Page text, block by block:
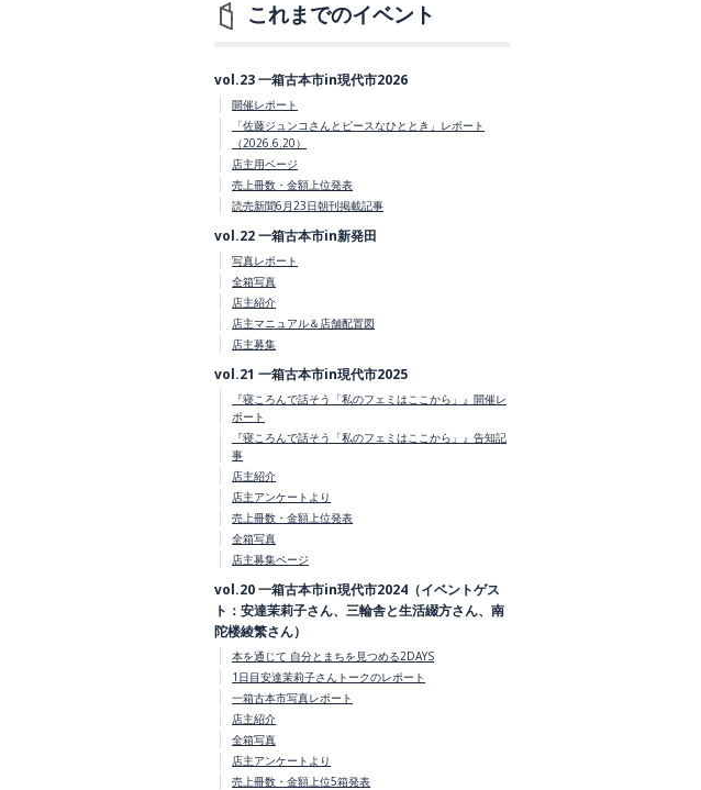
これまでのイベント
vol.23 一箱古本市in現代市2026
開催レポート
「佐藤ジュンコさんとピースなひととき」レポート
（2026.6.20）
店主用ページ
売上冊数・金額上位発表
読売新聞6月23日朝刊掲載記事
vol.22 一箱古本市in新発田
写真レポート
全箱写真
店主紹介
店主マニュアル＆店舗配置図
店主募集
vol.21 一箱古本市in現代市2025
『寝ころんで話そう「私のフェミはここから」』開催レ
ポート
『寝ころんで話そう「私のフェミはここから」』告知記
事
店主紹介
店主アンケートより
売上冊数・金額上位発表
全箱写真
店主募集ページ
vol.20 一箱古本市in現代市2024（イベントゲス
ト：安達茉莉子さん、三輪舎と生活綴方さん、南
陀楼綾繁さん）
本を通じて 自分とまちを見つめる2DAYS
1日目安達茉莉子さんトークのレポート
一箱古本市写真レポート
店主紹介
全箱写真
店主アンケートより
売上冊数・金額上位5箱発表